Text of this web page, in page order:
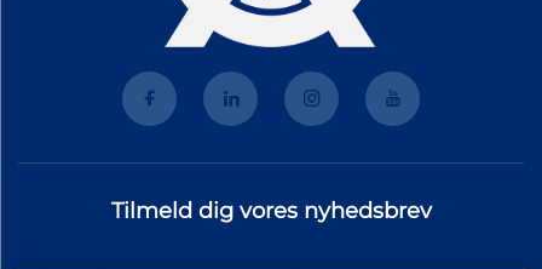
Tilmeld dig vores nyhedsbrev